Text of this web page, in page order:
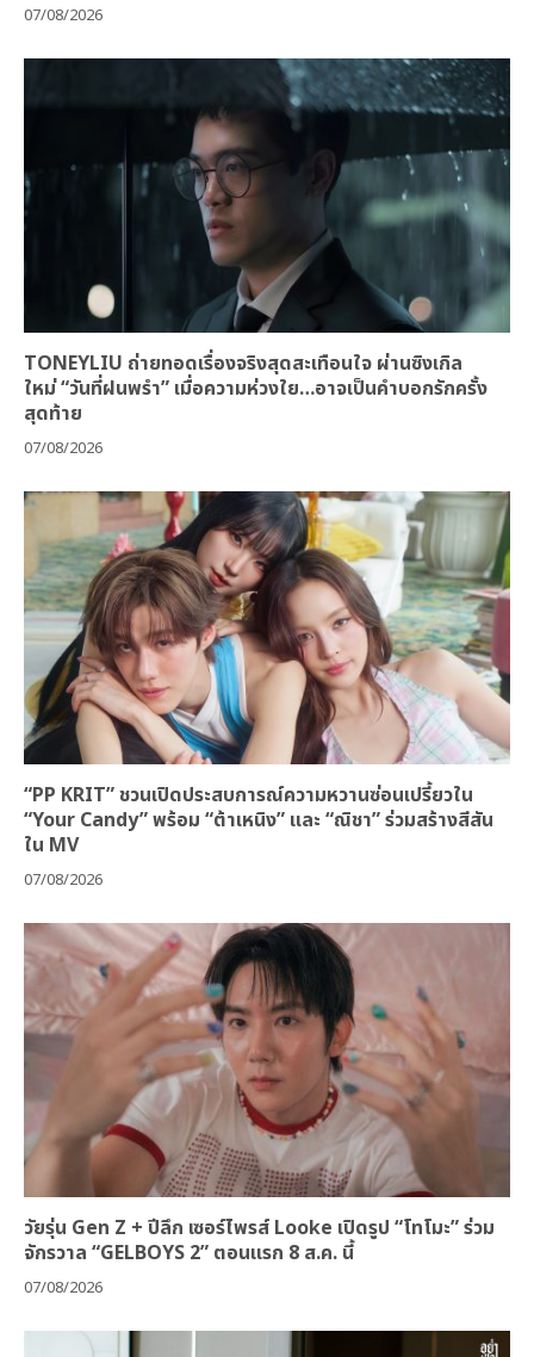
07/08/2026
TONEYLIU ถ่ายทอดเรื่องจริงสุดสะเทือนใจ ผ่านซิงเกิล
ใหม่ “วันที่ฝนพรำ” เมื่อความห่วงใย…อาจเป็นคำบอกรักครั้ง
สุดท้าย
07/08/2026
“PP KRIT” ชวนเปิดประสบการณ์ความหวานซ่อนเปรี้ยวใน
“Your Candy” พร้อม “ต้าเหนิง” และ “ณิชา” ร่วมสร้างสีสัน
ใน MV
07/08/2026
วัยรุ่น Gen Z + ปีลึก เซอร์ไพรส์ Looke เปิดรูป “โทโมะ” ร่วม
จักรวาล “GELBOYS 2” ตอนแรก 8 ส.ค. นี้
07/08/2026